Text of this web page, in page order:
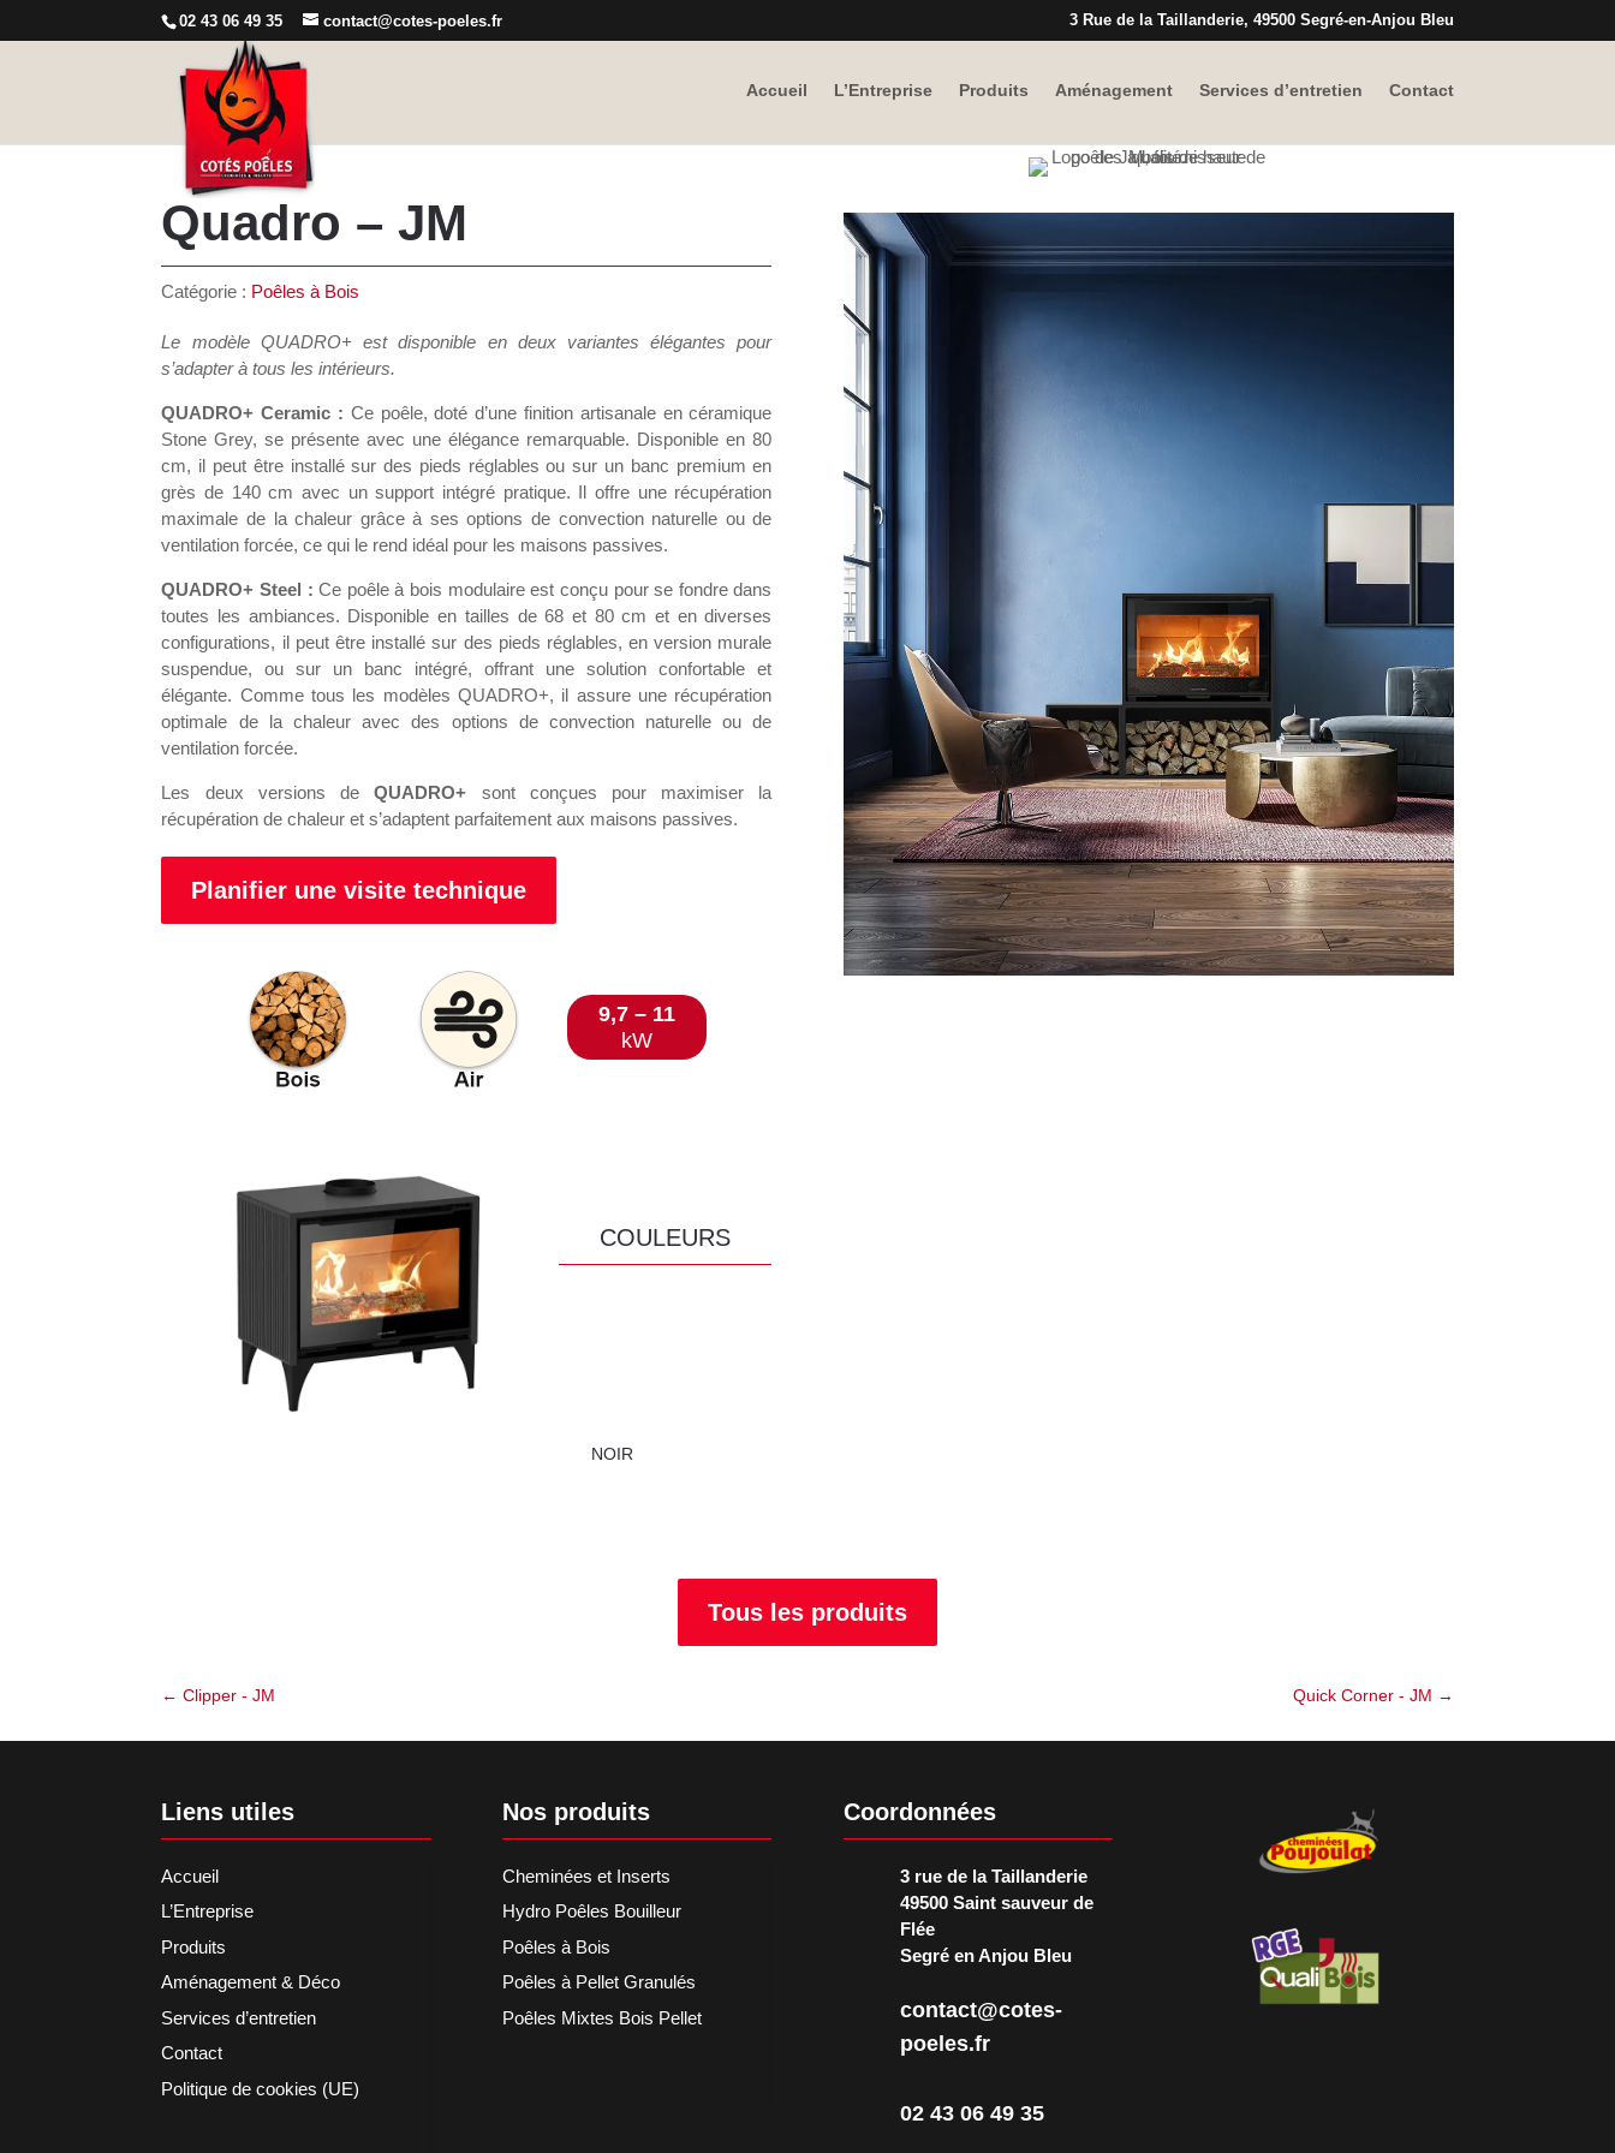
02 43 06 49 35 contact@cotes-poeles.fr 3 Rue de la Taillanderie, 49500 Segré-en-Anjou Bleu
Accueil L’Entreprise Produits Aménagement Services d’entretien Contact
Quadro – JM
Catégorie : Poêles à Bois
Le modèle QUADRO+ est disponible en deux variantes élégantes pour
s’adapter à tous les intérieurs.
QUADRO+ Ceramic : Ce poêle, doté d’une finition artisanale en céramique
Stone Grey, se présente avec une élégance remarquable. Disponible en 80
cm, il peut être installé sur des pieds réglables ou sur un banc premium en
grès de 140 cm avec un support intégré pratique. Il offre une récupération
maximale de la chaleur grâce à ses options de convection naturelle ou de
ventilation forcée, ce qui le rend idéal pour les maisons passives.
QUADRO+ Steel : Ce poêle à bois modulaire est conçu pour se fondre dans
toutes les ambiances. Disponible en tailles de 68 et 80 cm et en diverses
configurations, il peut être installé sur des pieds réglables, en version murale
suspendue, ou sur un banc intégré, offrant une solution confortable et
élégante. Comme tous les modèles QUADRO+, il assure une récupération
optimale de la chaleur avec des options de convection naturelle ou de
ventilation forcée.
Les deux versions deQUADRO+ sont conçues pour maximiser la
récupération de chaleur et s’adaptent parfaitement aux maisons passives.
Planifier une visite technique
9,7 – 11
kW
COULEURS
NOIR
Tous les produits
←Clipper - JM Quick Corner - JM →
Liens utiles
Accueil
L’Entreprise
Produits
Aménagement & Déco
Services d’entretien
Contact
Politique de cookies (UE)
Nos produits
Cheminées et Inserts
Hydro Poêles Bouilleur
Poêles à Bois
Poêles à Pellet Granulés
Poêles Mixtes Bois Pellet
Coordonnées
3 rue de la Taillanderie
49500 Saint sauveur de
Flée
Segré en Anjou Bleu
contact@cotes-
poeles.fr
02 43 06 49 35